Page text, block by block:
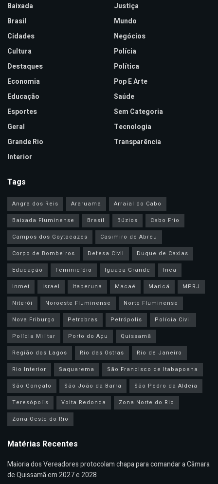
Baixada
Brasil
Cidades
Cultura
Destaques
Economia
Educação
Esportes
Geral
Grande Rio
Interior
Justiça
Mundo
Negócios
Polícia
Política
Pop E Arte
Saúde
Sem Categoria
Tecnologia
Transparência
Tags
Angra dos Reis Araruama
Arraial do Cabo
Baixada Fluminense
Brasil Búzios
Cabo Frio
Campos dos Goytacazes
Casimiro de Abreu
Corpo de Bombeiros
Defesa Civil
Duque de Caxias
Educação
Feminicídio Iguaba Grande
Inea
Inmet
Israel Itaperuna Macaé Maricá
MPRJ
Niterói
Noroeste Fluminense
Norte Fluminense
Nova Friburgo
Petrobras Petrópolis
Polícia Civil
Polícia Militar
Porto do Açu
Quissamã
Região dos Lagos
Rio das Ostras
Rio de Janeiro
Rio Interior
Saquarema
São Francisco de Itabapoana
São Gonçalo
São João da Barra
São Pedro da Aldeia
Teresópolis
Volta Redonda
Zona Norte do Rio
Zona Oeste do Rio
Matérias Recentes
Maioria dos Vereadores protocolam chapa para comandar a Câmara
de Quissamã em 2027 e 2028